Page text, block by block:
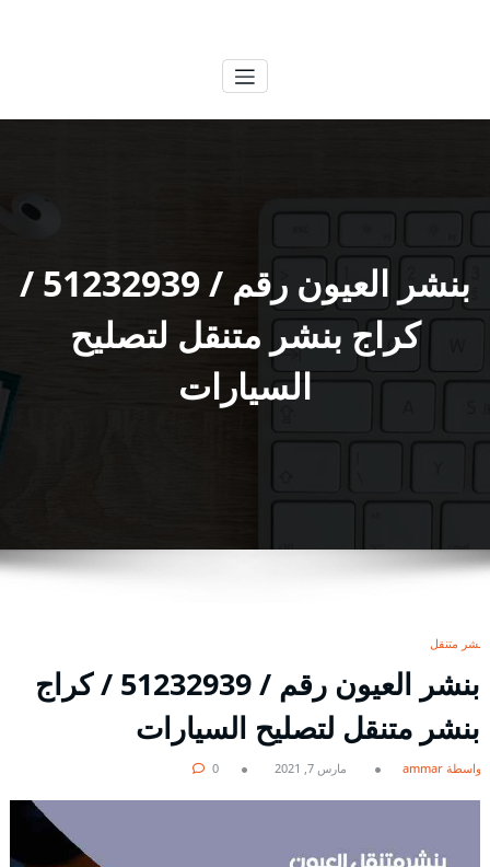
بنشر العيون رقم / 51232939‬ /
كراج بنشر متنقل لتصليح
السيارات
بنشر متنقل
بنشر العيون رقم / 51232939‬ / كراج
بنشر متنقل لتصليح السيارات
بواسطة ammar مارس 7, 2021 0